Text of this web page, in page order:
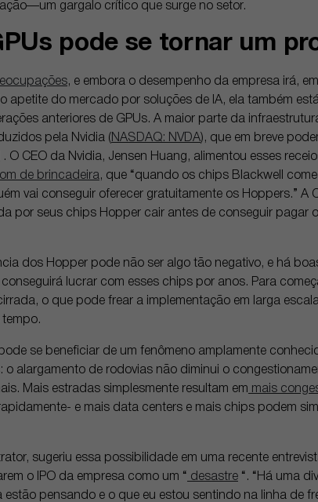
gargalo crítico que surge no setor.
pode se tornar um
, e embora o desempenho da empresa irá,
apetite do mercado por soluções de IA, ela também
anteriores de GPUs. A maior parte da
pela Nvidia ( NASDAQ: NVDA), que em breve
. O CEO da Nvidia, Jensen Huang, alimentou esses
de brincadeira, que “quando os chips Blackwell
vai conseguir oferecer gratuitamente os Hoppers.” A
por seus chips Hopper cair antes de conseguir pagar
dos Hopper pode não ser algo tão negativo, e há
lucrar com esses chips por anos. Para
o que pode frear a implementação em larga
se beneficiar de um fenômeno amplamente
o alargamento de rodovias não diminui o
Mais estradas simplesmente resultam em mais
e mais data centers e mais chips podem
sugeriu essa possibilidade em uma recente
o IPO da empresa como um “ desastre “. “Há uma
pensando e o que eu estou sentindo na linha de